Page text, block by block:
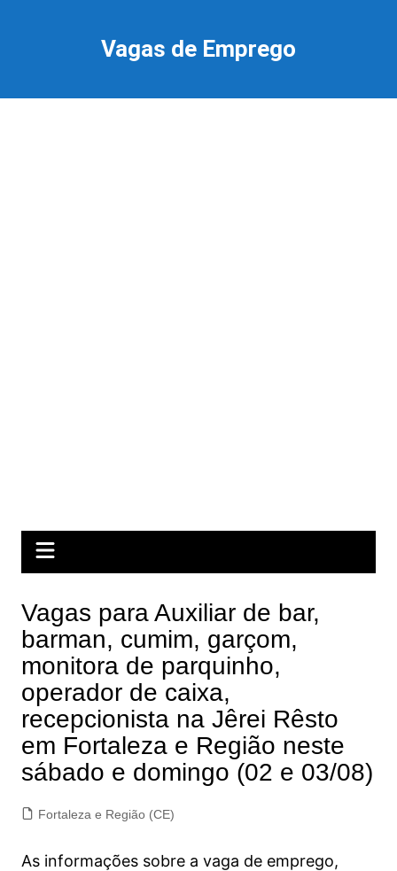
Vagas de Emprego
Vagas para Auxiliar de bar,
barman, cumim, garçom,
monitora de parquinho,
operador de caixa,
recepcionista na Jêrei Rêsto
em Fortaleza e Região neste
sábado e domingo (02 e 03/08)
Fortaleza e Região (CE)
As informações sobre a vaga de emprego,